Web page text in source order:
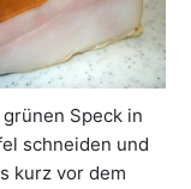
Speck in
schneiden und
kurz vor dem